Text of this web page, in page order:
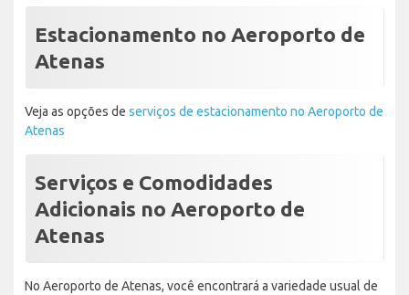
Estacionamento no Aeroporto de
Atenas
Veja as opções de serviços de estacionamento no Aeroporto de
Atenas
Serviços e Comodidades
Adicionais no Aeroporto de
Atenas
No Aeroporto de Atenas, você encontrará a variedade usual de